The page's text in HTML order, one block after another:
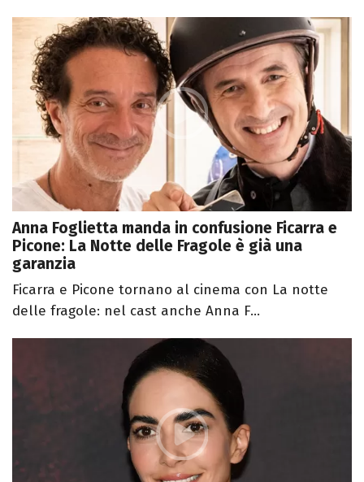
Anna Foglietta manda in confusione Ficarra e
Picone: La Notte delle Fragole è già una
garanzia
Ficarra e Picone tornano al cinema con La notte
delle fragole: nel cast anche Anna F...